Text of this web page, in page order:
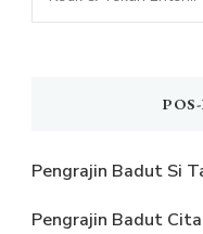
Sesuatu?
Pengrajin Badut Si
Pengrajin Badut